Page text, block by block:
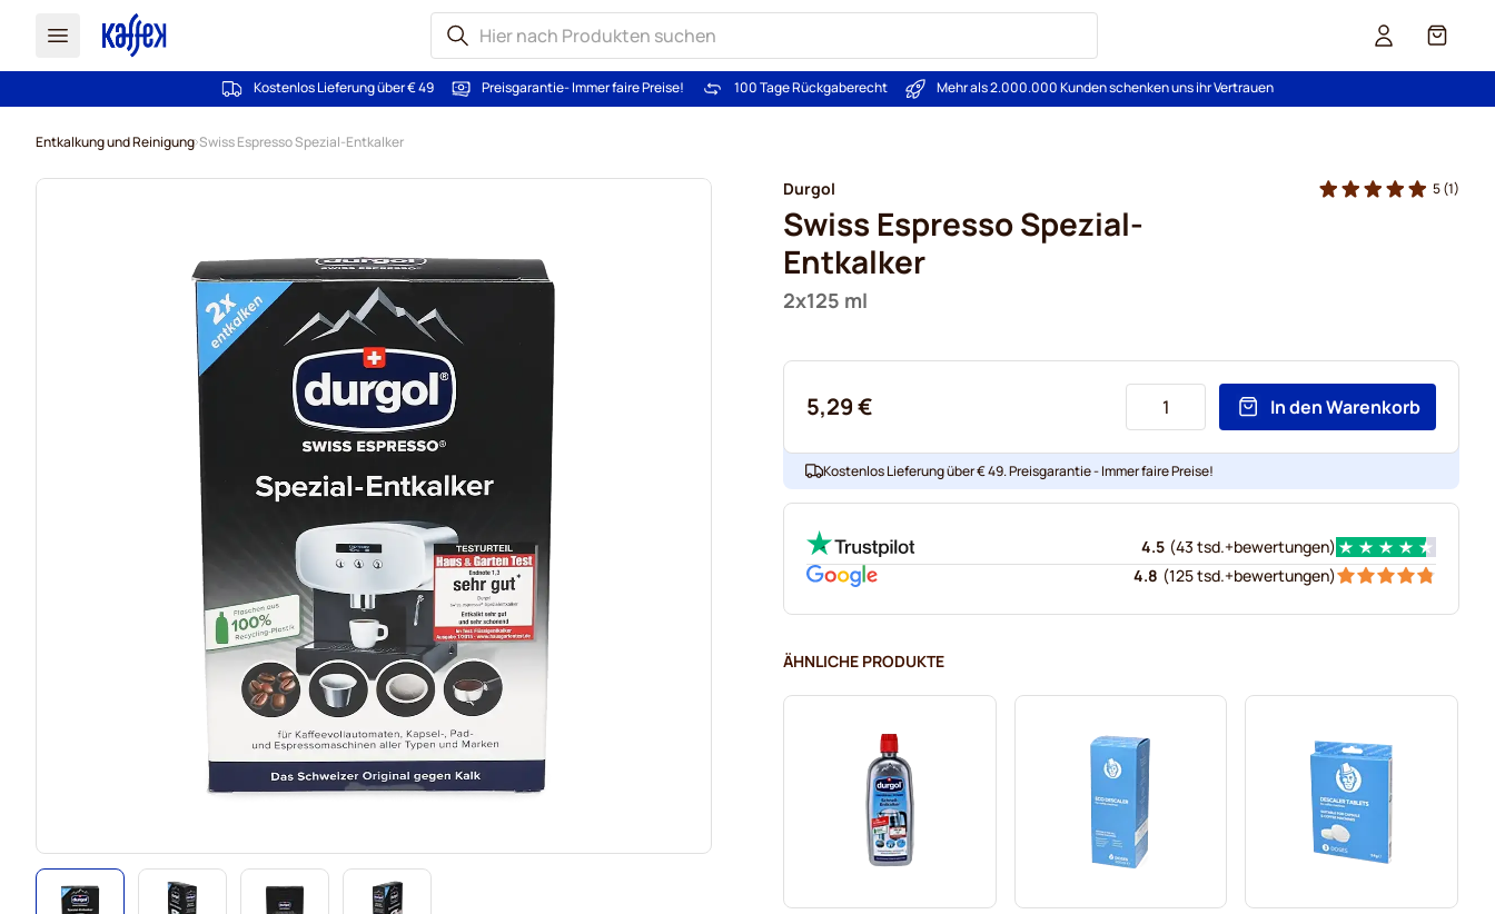
Cart
Kostenlos Lieferung über € 49 Preisgarantie- Immer faire Preise! 100 Tage Rückgaberecht Mehr als 2.000.000 Kunden schenken uns ihr Vertrauen
Entkalkung und Reinigung Swiss Espresso Spezial-Entkalker
Durgol
Swiss Espresso Spezial-
Entkalker
2x125 ml
5(1)
5,29 € In den Warenkorb
Kostenlos Lieferung über € 49. Preisgarantie - Immer faire Preise!
4.5 (43 tsd.+bewertungen)
4.8 (125 tsd.+bewertungen)
ÄHNLICHE PRODUKTE